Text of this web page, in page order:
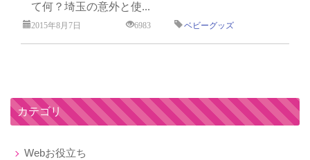
て何？埼玉の意外と使...
2015年8月7日 6983 ベビーグッズ
カテゴリ
Webお役立ち